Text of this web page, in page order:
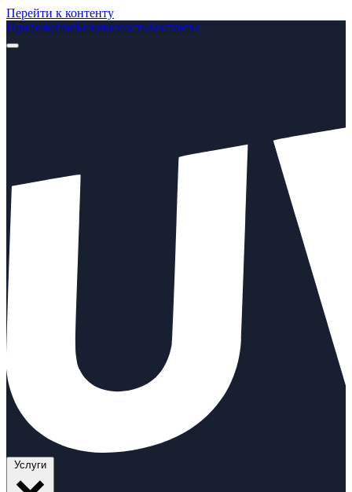
Перейти к контенту
ПриложениеБезопасностьКонтакты